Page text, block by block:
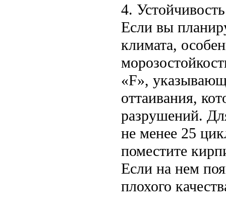
4.
Если вы
климата,
«F»,
оттаивания,
разрушений.
не менее 25
поместите
Если на нем
плохого